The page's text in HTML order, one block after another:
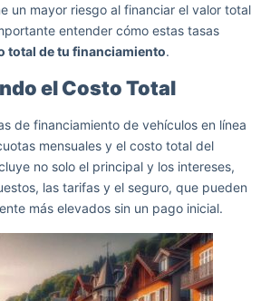
un mayor riesgo al financiar el valor total
entender cómo estas tasas
total de tu financiamiento.
el Costo Total
de financiamiento de vehículos en línea
mensuales y el costo total del
no solo el principal y los intereses,
las tarifas y el seguro, que pueden
más elevados sin un pago inicial.